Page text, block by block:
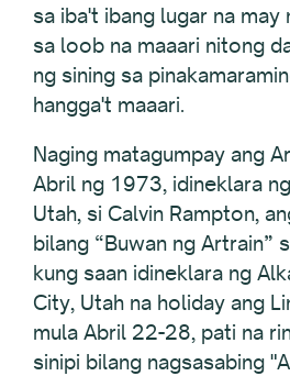
sa iba't ibang lugar na may
sa loob na maaari nitong
ng sining sa
hangga't maaari.
Naging matagumpay ang
Abril ng 1973, idineklara
Utah, si Calvin Rampton,
bilang “Buwan ng Artrain”
kung saan idineklara ng
City, Utah na holiday ang
mula Abril 22-28, pati na
sinipi bilang nagsasabing